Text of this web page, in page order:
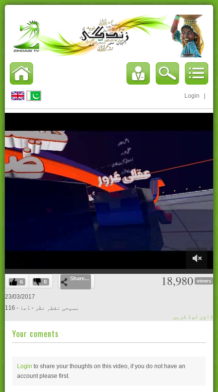
Login
0
of
29
minutes,
seconds
6 0
Share... 18,980 views
23/03/2017
116 - مسیحی نقطہِ نظر - دُعا
ڈاؤن لوڈ کریں
Your coments
Login to share your thoughts on this video, if you do not have an
account please first.